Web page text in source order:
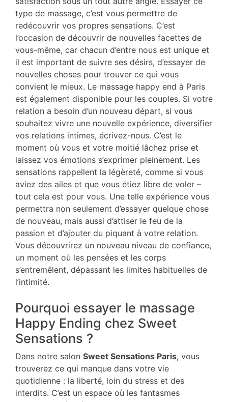
type de massage, c’est vous permettre de
redécouvrir vos propres sensations. C’est
l’occasion de découvrir de nouvelles facettes de
vous-même, car chacun d’entre nous est unique et
il est important de suivre ses désirs, d’essayer de
nouvelles choses pour trouver ce qui vous
convient le mieux. Le massage happy end à Paris
est également disponible pour les couples. Si votre
relation a besoin d’un nouveau départ, si vous
souhaitez vivre une nouvelle expérience, diversifier
vos relations intimes, écrivez-nous. C’est le
moment où vous et votre moitié lâchez prise et
laissez vos émotions s’exprimer pleinement. Les
sensations rappellent la légèreté, comme si vous
aviez des ailes et que vous étiez libre de voler –
tout cela est pour vous. Une telle expérience vous
permettra non seulement d’essayer quelque chose
de nouveau, mais aussi d’attiser le feu de la
passion et d’ajouter du piquant à votre relation.
Vous découvrirez un nouveau niveau de confiance,
un moment où les pensées et les corps
s’entremêlent, dépassant les limites habituelles de
l’intimité.
Pourquoi essayer le massage
Happy Ending chez Sweet
Sensations ?
Dans notre salon Sweet Sensations Paris, vous
trouverez ce qui manque dans votre vie
quotidienne : la liberté, loin du stress et des
interdits. C’est un espace où les fantasmes